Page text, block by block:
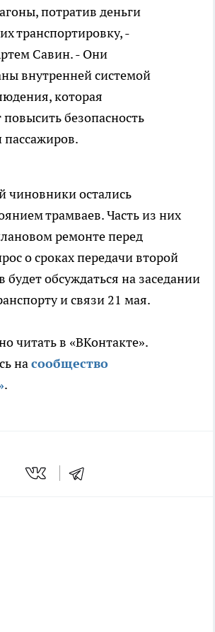
потратив деньги
транспортировку, -
Савин. - Они
внутренней системой
которая
безопасность
пассажиров.
чиновники остались
трамваев. Часть из них
ремонте перед
о сроках передачи второй
будет обсуждаться на заседании
и связи 21 мая.
читать в «ВКонтакте».
насообщество
.